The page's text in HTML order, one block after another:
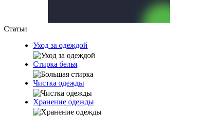
Статьи
Уход за одеждой
Стирка белья
Чистка одежды
Хранение одежды